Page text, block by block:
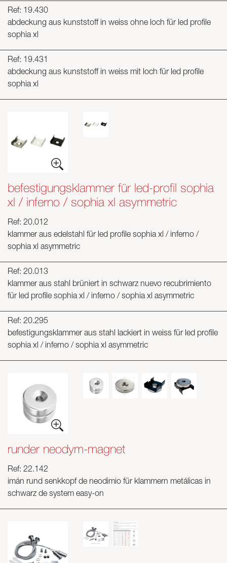
Ref: 19.430
abdeckung aus kunststoff in weiss ohne loch für led profile
sophia xl
Ref: 19.431
abdeckung aus kunststoff in weiss mit loch für led profile
sophia xl
befestigungsklammer für led-profil sophia
xl / inferno / sophia xl asymmetric
Ref: 20.012
klammer aus edelstahl für led profile sophia xl / inferno /
sophia xl asymmetric
Ref: 20.013
klammer aus stahl brüniert in schwarz nuevo recubrimiento
für led profile sophia xl / inferno / sophia xl asymmetric
Ref: 20.295
befestigungsklammer aus stahl lackiert in weiss für led profile
sophia xl / inferno / sophia xl asymmetric
runder neodym-magnet
Ref: 22.142
imán rund senkkopf de neodimio für klammern metálicas in
schwarz de system easy-on